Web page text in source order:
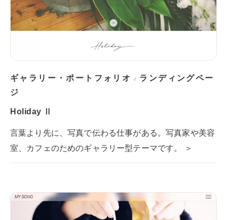
ギャラリー・ポートフォリオ / ランディングペー
ジ
Holiday Ⅱ
言葉より先に、写真で伝わる仕事がある。写真家や美容
室、カフェのためのギャラリー型テーマです。 ＞